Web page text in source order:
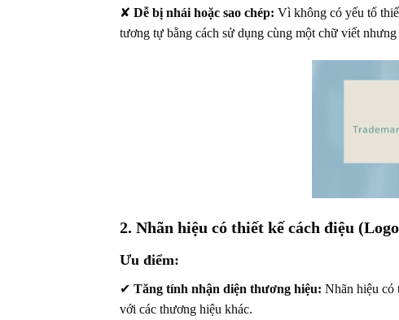
✘ Dễ bị nhái hoặc sao chép: Vì không có yếu tố
tương tự bằng cách sử dụng cùng một chữ viết
2. Nhãn hiệu có thiết kế cách điệu
Ưu điểm:
✔ Tăng tính nhận diện thương hiệu: Nhãn hiệu có
với các thương hiệu khác.